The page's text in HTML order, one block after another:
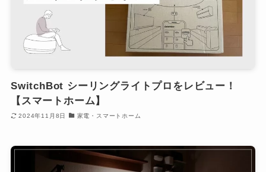
SwitchBot シーリングライトプロをレビュー！
【スマートホーム】
2024年11月8日 家電・スマートホーム